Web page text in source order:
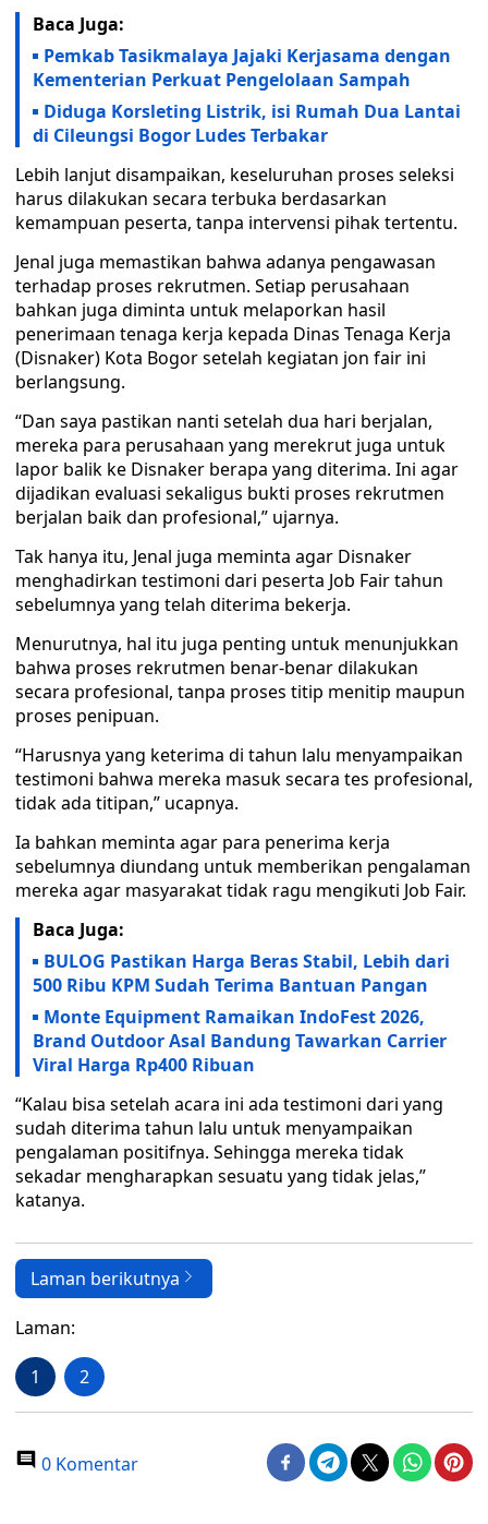
Baca Juga:
Pemkab Tasikmalaya Jajaki Kerjasama dengan
Kementerian Perkuat Pengelolaan Sampah
Diduga Korsleting Listrik, isi Rumah Dua Lantai
di Cileungsi Bogor Ludes Terbakar
Lebih lanjut disampaikan, keseluruhan proses seleksi
harus dilakukan secara terbuka berdasarkan
kemampuan peserta, tanpa intervensi pihak tertentu.
Jenal juga memastikan bahwa adanya pengawasan
terhadap proses rekrutmen. Setiap perusahaan
bahkan juga diminta untuk melaporkan hasil
penerimaan tenaga kerja kepada Dinas Tenaga Kerja
(Disnaker) Kota Bogor setelah kegiatan jon fair ini
berlangsung.
“Dan saya pastikan nanti setelah dua hari berjalan,
mereka para perusahaan yang merekrut juga untuk
lapor balik ke Disnaker berapa yang diterima. Ini agar
dijadikan evaluasi sekaligus bukti proses rekrutmen
berjalan baik dan profesional,” ujarnya.
Tak hanya itu, Jenal juga meminta agar Disnaker
menghadirkan testimoni dari peserta Job Fair tahun
sebelumnya yang telah diterima bekerja.
Menurutnya, hal itu juga penting untuk menunjukkan
bahwa proses rekrutmen benar-benar dilakukan
secara profesional, tanpa proses titip menitip maupun
proses penipuan.
“Harusnya yang keterima di tahun lalu menyampaikan
testimoni bahwa mereka masuk secara tes profesional,
tidak ada titipan,” ucapnya.
Ia bahkan meminta agar para penerima kerja
sebelumnya diundang untuk memberikan pengalaman
mereka agar masyarakat tidak ragu mengikuti Job Fair.
Baca Juga:
BULOG Pastikan Harga Beras Stabil, Lebih dari
500 Ribu KPM Sudah Terima Bantuan Pangan
Monte Equipment Ramaikan IndoFest 2026,
Brand Outdoor Asal Bandung Tawarkan Carrier
Viral Harga Rp400 Ribuan
“Kalau bisa setelah acara ini ada testimoni dari yang
sudah diterima tahun lalu untuk menyampaikan
pengalaman positifnya. Sehingga mereka tidak
sekadar mengharapkan sesuatu yang tidak jelas,”
katanya.
Laman berikutnya
Laman:
1 2
0 Komentar